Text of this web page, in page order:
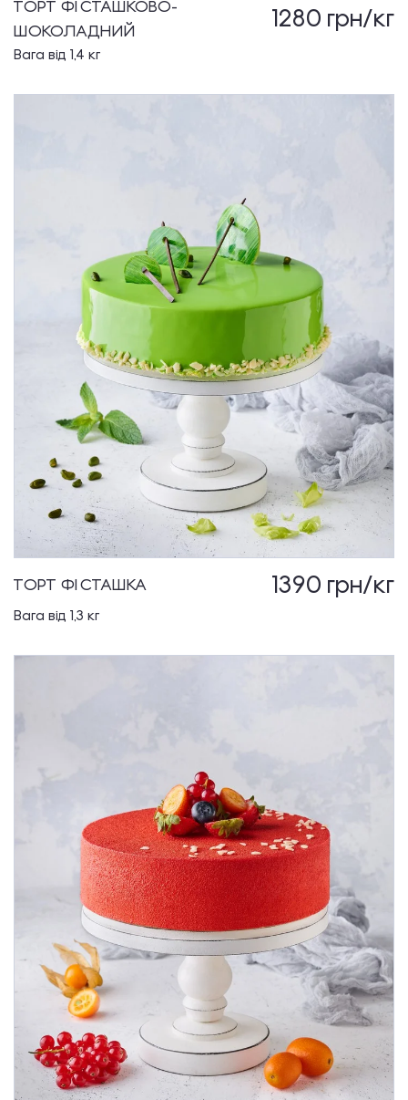
ТОРТ ФІСТАШКОВО-
ШОКОЛАДНИЙ
1280 грн/кг
Вага від 1,4 кг
ТОРТ ФІСТАШКА 1390 грн/кг
Вага від 1,3 кг